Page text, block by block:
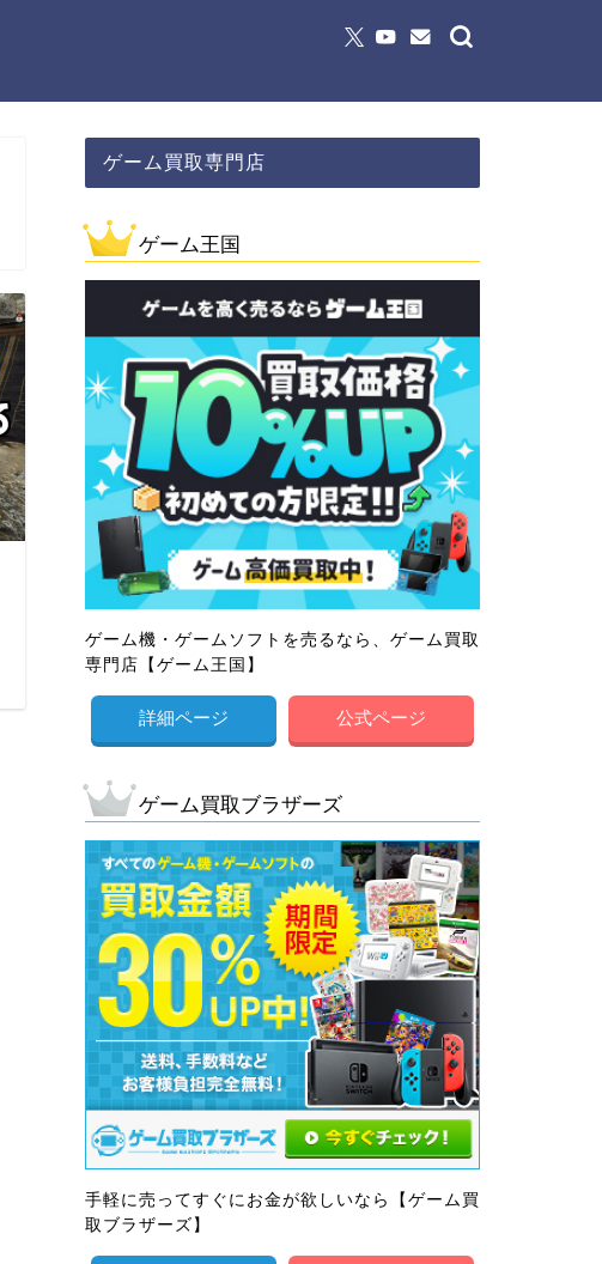
ゲーム買取専門店
ゲーム王国
ゲーム機・ゲームソフトを売るなら、ゲーム買取
専門店【ゲーム王国】
詳細ページ 公式ページ
ゲーム買取ブラザーズ
手軽に売ってすぐにお金が欲しいなら【ゲーム買
取ブラザーズ】